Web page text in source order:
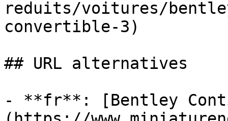
reduits/voitures/
convertible-3)
## URL alternatives
- **fr**: [Bentley